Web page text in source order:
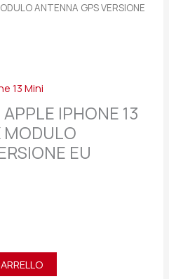
ANTENNA GPS VERSIONE
13 Mini
IPHONE 13
MODULO
EU